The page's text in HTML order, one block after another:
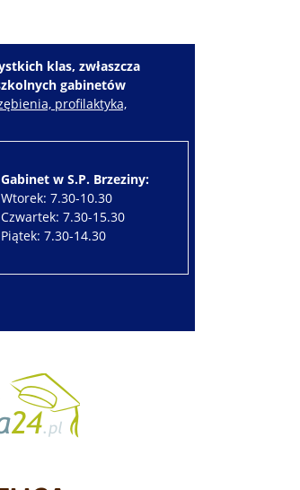
klas, zwłaszcza
gabinetów
profilaktyka,
Gabinet w S.P. Brzeziny:
Wtorek: 7.30-10.30
Czwartek: 7.30-15.30
Piątek: 7.30-14.30